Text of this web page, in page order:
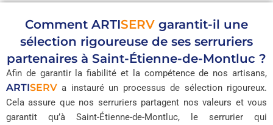
Comment ARTISERV garantit-il une
sélection rigoureuse de ses serruriers
partenaires à Saint-Étienne-de-Montluc ?
Afin de garantir la fiabilité et la compétence de nos artisans,
ARTISERV a instauré un processus de sélection rigoureux.
Cela assure que nos serruriers partagent nos valeurs et vous
garantit qu’à Saint-Étienne-de-Montluc, le serrurier qui